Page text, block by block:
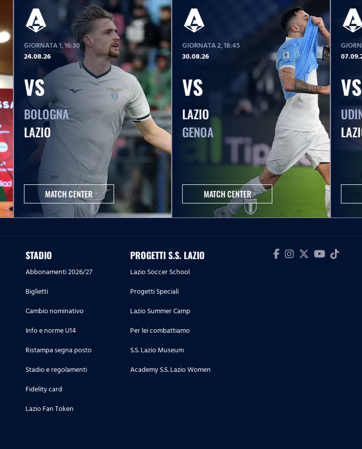
GIORNATA 1, 16:30
24.08.26
VS
BOLOGNA
LAZIO
MATCH CENTER
GIORNATA 2, 18:45
30.08.26
VS
LAZIO
GENOA
MATCH CENTER
VS
STADIO
Abbonamenti 2026/27
Biglietti
Cambio nominativo
Info e norme U14
Ristampa segna posto
Stadio e regolamenti
Fidelity card
Lazio Fan Token
PROGETTI S.S. LAZIO
Lazio Soccer School
Progetti Speciali
Lazio Summer Camp
Per lei combattiamo
S.S. Lazio Museum
Academy S.S. Lazio Women